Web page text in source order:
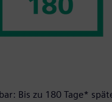
Bis zu 180 Tage*